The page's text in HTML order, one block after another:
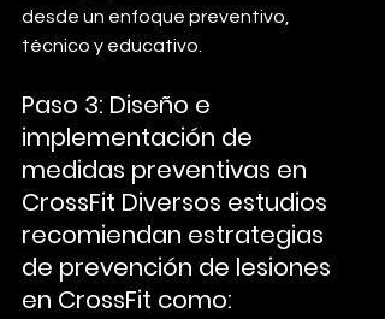
desde un enfoque preventivo,
técnico y educativo.
Paso 3: Diseño e
implementación de
medidas preventivas en
CrossFit Diversos estudios
recomiendan estrategias
de prevención de lesiones
en CrossFit como: